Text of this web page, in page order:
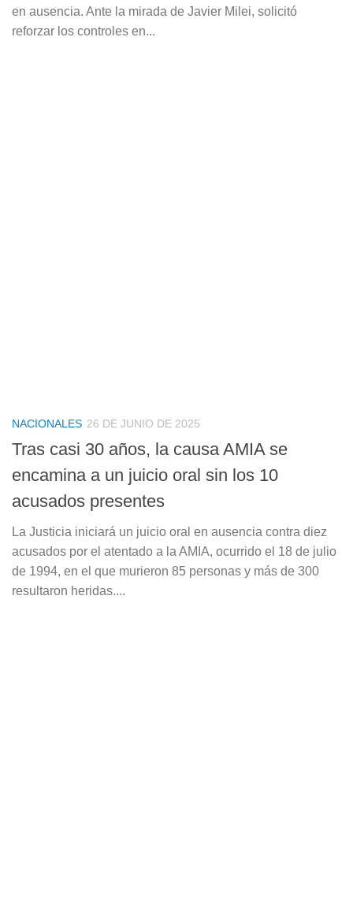
en ausencia. Ante la mirada de Javier Milei, solicitó
reforzar los controles en...
NACIONALES 26 DE JUNIO DE 2025
Tras casi 30 años, la causa AMIA se
encamina a un juicio oral sin los 10
acusados presentes
La Justicia iniciará un juicio oral en ausencia contra diez
acusados por el atentado a la AMIA, ocurrido el 18 de julio
de 1994, en el que murieron 85 personas y más de 300
resultaron heridas....